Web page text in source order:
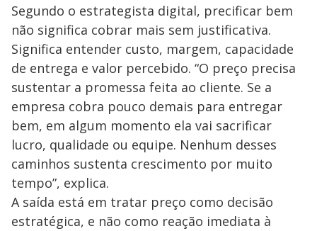
Segundo o estrategista digital, precificar bem
não significa cobrar mais sem justificativa.
Significa entender custo, margem, capacidade
de entrega e valor percebido. “O preço precisa
sustentar a promessa feita ao cliente. Se a
empresa cobra pouco demais para entregar
bem, em algum momento ela vai sacrificar
lucro, qualidade ou equipe. Nenhum desses
caminhos sustenta crescimento por muito
tempo”, explica.
A saída está em tratar preço como decisão
estratégica, e não como reação imediata à